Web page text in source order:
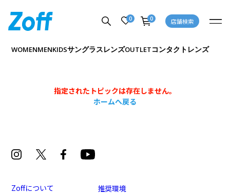
0 0 店舗検索
WOMENMENKIDSサングラスレンズOUTLETコンタクトレンズ
指定されたトピックは存在しません。
ホームへ戻る
Zoffについて
推奨環境